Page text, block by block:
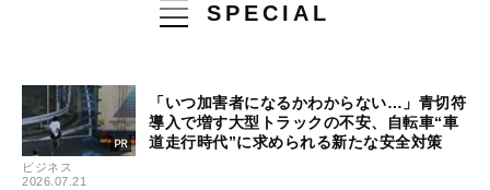
SPECIAL
ビジネス
2026.07.21
「いつ加害者になるかわからない…」青切符
導入で増す大型トラックの不安、自転車“車
道走行時代”に求められる新たな安全対策